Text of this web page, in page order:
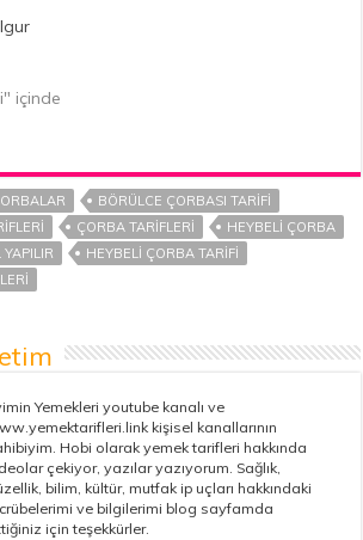
içinde
BÖRÜLCE ÇORBASI TARIFI
ÇORBA TARIFLERI
HEYBELI ÇORBA
HEYBELI ÇORBA TARIFI
Yemekleri youtube kanalı ve
kişisel kanallarının
Hobi olarak yemek tarifleri hakkında
çekiyor, yazılar yazıyorum. Sağlık,
bilim, kültür, mutfak ip uçları hakkındaki
ve bilgilerimi blog sayfamda
için teşekkürler.